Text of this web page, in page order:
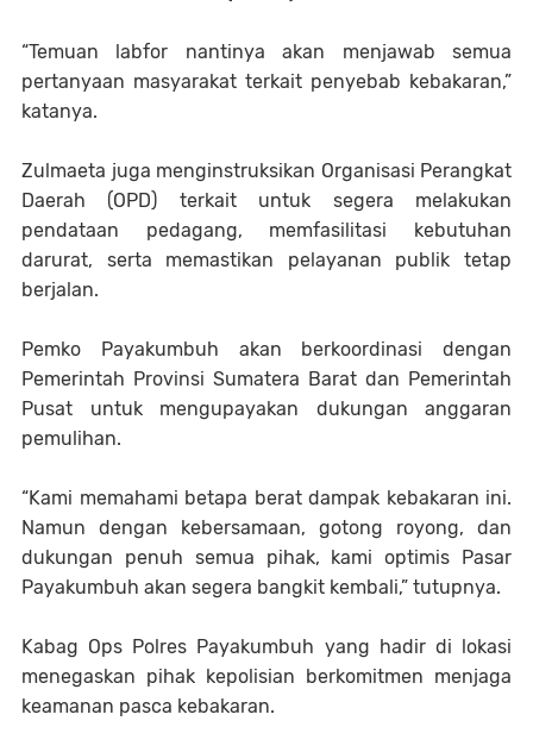
“Temuan labfor nantinya akan menjawab semua
pertanyaan masyarakat terkait penyebab kebakaran,”
katanya.
Zulmaeta juga menginstruksikan Organisasi Perangkat
Daerah (OPD) terkait untuk segera melakukan
pendataan pedagang, memfasilitasi kebutuhan
darurat, serta memastikan pelayanan publik tetap
berjalan.
Pemko Payakumbuh akan berkoordinasi dengan
Pemerintah Provinsi Sumatera Barat dan Pemerintah
Pusat untuk mengupayakan dukungan anggaran
pemulihan.
“Kami memahami betapa berat dampak kebakaran ini.
Namun dengan kebersamaan, gotong royong, dan
dukungan penuh semua pihak, kami optimis Pasar
Payakumbuh akan segera bangkit kembali,” tutupnya.
Kabag Ops Polres Payakumbuh yang hadir di lokasi
menegaskan pihak kepolisian berkomitmen menjaga
keamanan pasca kebakaran.